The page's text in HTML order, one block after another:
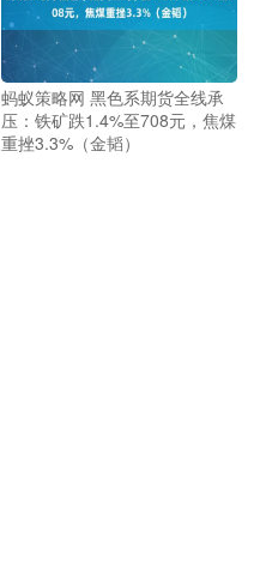
蚂蚁策略网 黑色系期货全线承
压：铁矿跌1.4%至708元，焦煤
重挫3.3%（金韬）